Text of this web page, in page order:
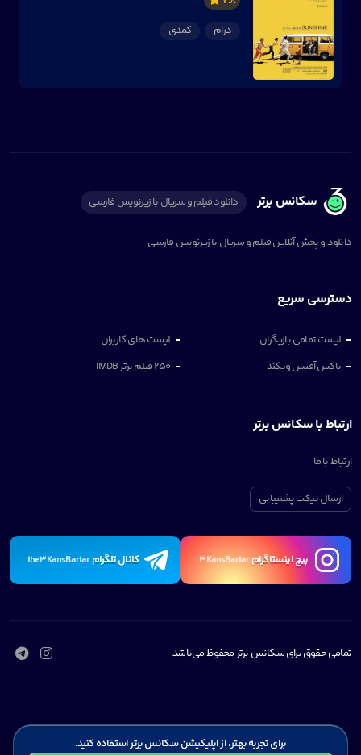
درام
کمدی
سکانس برتر دانلود فیلم و سریال با زیرنویس فارسی
دانلود و پخش آنلاین فیلم و سریال با زیرنویس فارسی
دسترسی سریع
لیست تمامی بازیگران
لیست های کاربران
باکس آفیس ویکند
250 فیلم برتر IMDB
ارتباط با سکانس برتر
ارتباط با ما
ارسال تیکت پشتیبانی
پیچ اینستاگرام3KansBartar کانال تلگرامthe3KansBartar
تمامی حقوق برای سکانس برتر محفوظ می‌باشد.
برای تجربه بهتر، از اپلیکیشن سکانس برتر استفاده کنید.